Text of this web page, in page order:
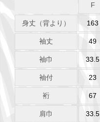
F
身丈（背より） 163
袖丈 49
袖巾 33.5
袖付 23
裄 67
肩巾 33.5